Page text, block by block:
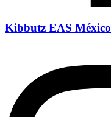
Kibbutz EAS México